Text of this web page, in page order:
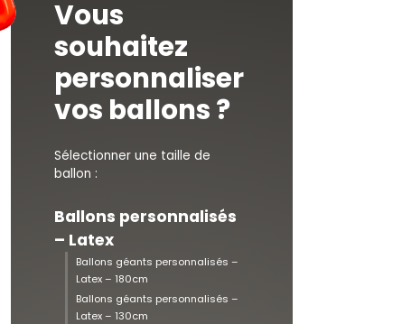
Vous
souhaitez
personnaliser
vos ballons ?
Sélectionner une taille de
ballon :
Ballons personnalisés
– Latex
Ballons géants personnalisés –
Latex – 180cm
Ballons géants personnalisés –
Latex – 130cm